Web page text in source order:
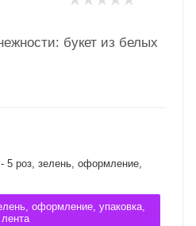
букет из белых
5 роз, зелень, оформление,
оформление, упаковка,
лента